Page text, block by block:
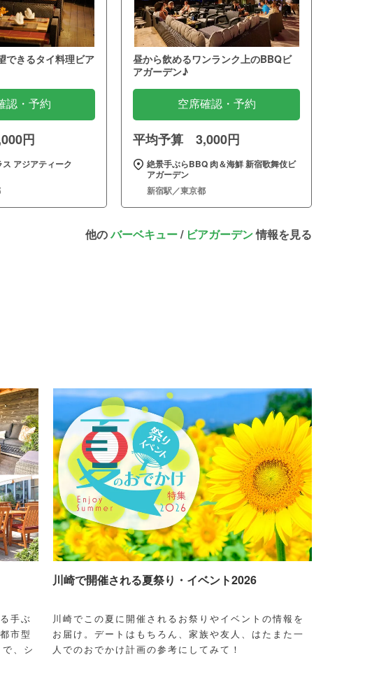
できるタイ料理ビア
認・予約
円
アジアティーク
昼から飲めるワンランク上のBBQビ
アガーデン♪
空席確認・予約
平均予算 3,000円
絶景手ぶらBBQ 肉＆海鮮 新宿歌舞伎ビ
アガーデン
新宿駅／東京都
他のバーベキュー/ ビアガーデン情報を見る
手ぶ
市型
、シ
川崎で開催される夏祭り・イベント2026
川崎でこの夏に開催されるお祭りやイベントの情報を
お届け。デートはもちろん、家族や友人、はたまた一
人でのおでかけ計画の参考にしてみて！